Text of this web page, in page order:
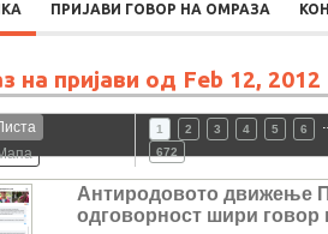
ПРИЈАВИ ГОВОР НА ОМРАЗА
на пријави од Feb 12,
1 2 3 4 5 6
672
Антиродовото движење
одговорност шири говор